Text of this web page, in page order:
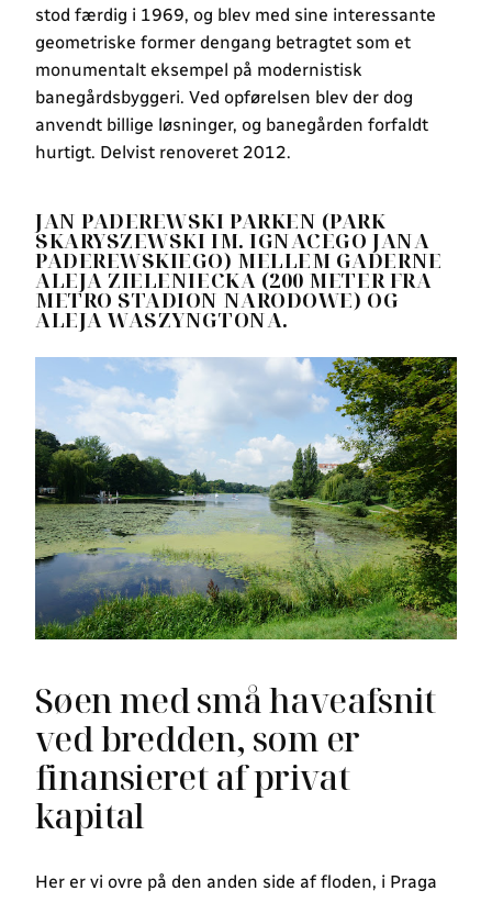
stod færdig i 1969, og blev med sine interessante
geometriske former dengang betragtet som et
monumentalt eksempel på modernistisk
banegårdsbyggeri. Ved opførelsen blev der dog
anvendt billige løsninger, og banegården forfaldt
hurtigt. Delvist renoveret 2012.
JAN PADEREWSKI PARKEN (PARK
SKARYSZEWSKI IM. IGNACEGO JANA
PADEREWSKIEGO) MELLEM GADERNE
ALEJA ZIELENIECKA (200 METER FRA
METRO STADION NARODOWE) OG
ALEJA WASZYNGTONA.
Søen med små haveafsnit
ved bredden, som er
finansieret af privat
kapital
Her er vi ovre på den anden side af floden, i Praga